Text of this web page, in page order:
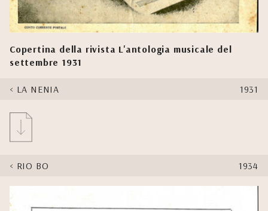
Copertina della rivista L'antologia musicale del
settembre 1931
LA NENIA 1931
RIO BO 1934